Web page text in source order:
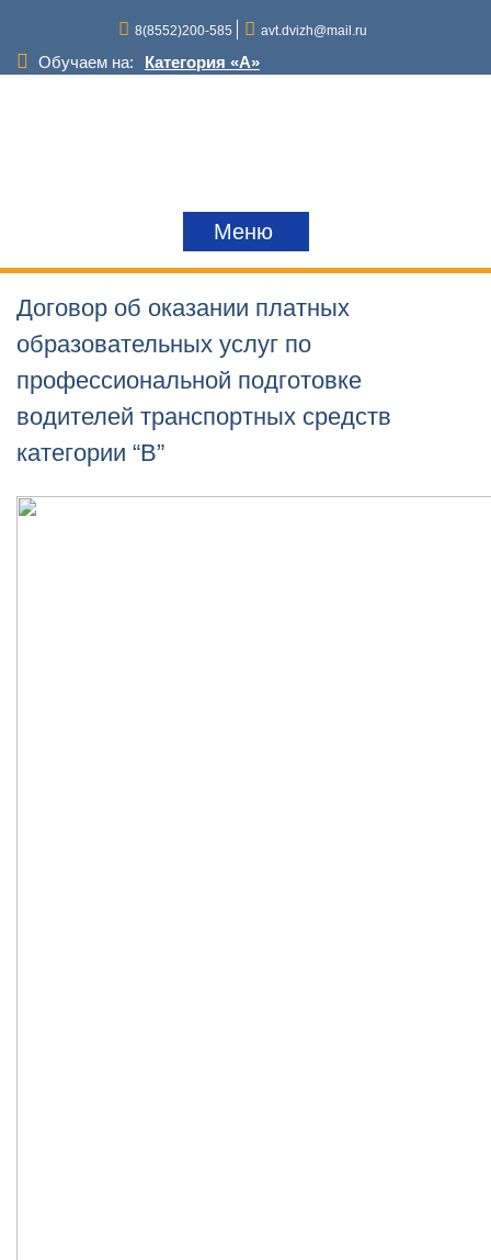
содержимому
8(8552)200-585 avt.dvizh@mail.ru
Обучаем на:
Категория «A»
Меню
Договор об оказании платных
образовательных услуг по
профессиональной подготовке
водителей транспортных средств
категории “В”